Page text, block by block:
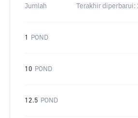
Jumlah Terakhir diperbarui:
1 POND
10 POND
12.5 POND